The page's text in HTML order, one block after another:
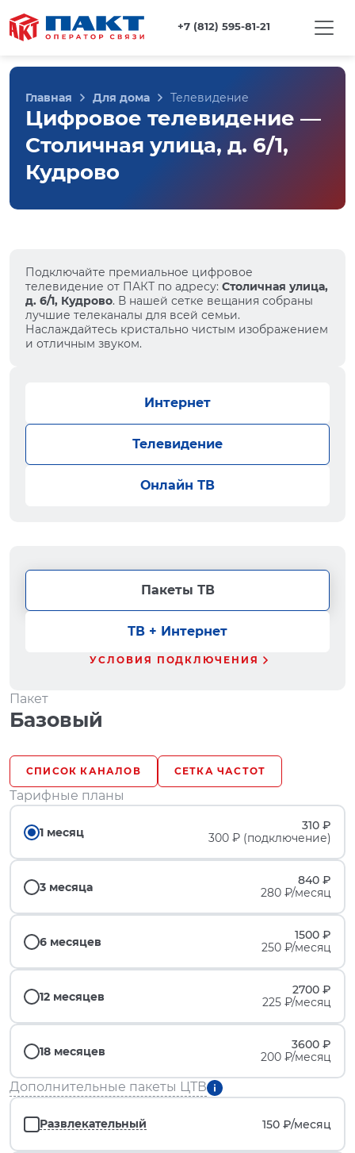
+7 (812) 595-81-21
Главная Для дома Телевидение
Цифровое телевидение —
Столичная улица, д. 6/1,
Кудрово
Подключайте премиальное цифровое
телевидение от ПАКТ по адресу: Столичная улица,
д. 6/1, Кудрово. В нашей сетке вещания собраны
лучшие телеканалы для всей семьи.
Наслаждайтесь кристально чистым изображением
и отличным звуком.
Интернет
Телевидение
Онлайн ТВ
Пакеты ТВ
ТВ + Интернет
УСЛОВИЯ ПОДКЛЮЧЕНИЯ
Пакет
Базовый
СПИСОК КАНАЛОВ СЕТКА ЧАСТОТ
Тарифные планы
1 месяц
310 ₽
300 ₽ (подключение)
3 месяца
840 ₽
280 ₽/месяц
6 месяцев
1500 ₽
250 ₽/месяц
12 месяцев
2700 ₽
225 ₽/месяц
18 месяцев
3600 ₽
200 ₽/месяц
Дополнительные пакеты ЦТВ
Развлекательный 150 ₽/месяц